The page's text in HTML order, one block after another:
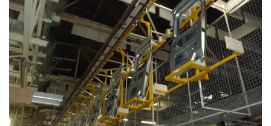
Stockage linéaire d’ouvrants